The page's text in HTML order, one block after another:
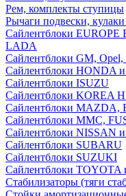
Рем, комплекты ступицы
Рычаги подвески,
Сайлентблоки EUROPE
LADA
Сайлентблоки GM, Opel,
Сайлентблоки HONDA
Сайлентблоки ISUZU
Сайлентблоки KOREA
Сайлентблоки MAZDA,
Сайлентблоки MMC,
Сайлентблоки NISSAN
Сайлентблоки SUBARU
Сайлентблоки SUZUKI
Сайлентблоки TOYOTA
Стабилизаторы (тяги